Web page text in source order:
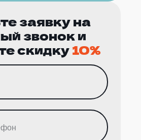
заявку на
звонок и
скидку10%